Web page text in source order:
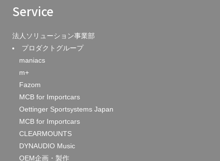
Service
法人ソリューション事業部
プロダクトグループ
maniacs
m+
Fazom
MCB for Importcars
Oettinger Sportsystems Japan
MCB for Importcars
CLEARMOUNTS
DYNAUDIO Music
OEM企画・製作